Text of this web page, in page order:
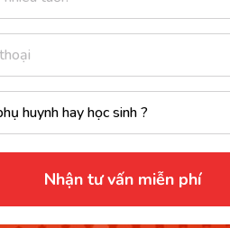
Nhận tư vấn miễn phí
viết được tổng hợp nhằm
và có thể thay đổi mà
Quý khách vui lòng
kênh chính thức hoặc liên
vị liên quan để nắm bắt